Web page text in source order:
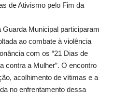
de Ativismo pelo Fim da
Municipal participaram
ao combate à violência
com os “21 Dias de
contra a Mulher”. O encontro
acolhimento de vítimas e a
no enfrentamento dessa